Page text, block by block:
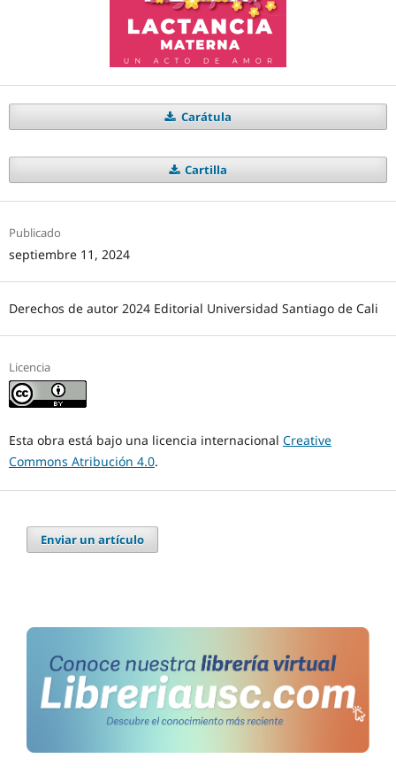
Carátula
Cartilla
Publicado
septiembre 11, 2024
Derechos de autor 2024 Editorial Universidad Santiago de Cali
Licencia
Esta obra está bajo una licencia internacional Creative
Commons Atribución 4.0.
Enviar un artículo